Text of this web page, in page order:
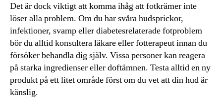
Det är dock viktigt att komma ihåg att fotkrämer inte
löser alla problem. Om du har svåra hudsprickor,
infektioner, svamp eller diabetesrelaterade fotproblem
bör du alltid konsultera läkare eller fotterapeut innan du
försöker behandla dig själv. Vissa personer kan reagera
på starka ingredienser eller doftämnen. Testa alltid en ny
produkt på ett litet område först om du vet att din hud är
känslig.